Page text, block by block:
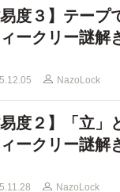
易度３】テー
ィークリー謎解
NazoLock
易度２】「立
ィークリー謎解
NazoLock